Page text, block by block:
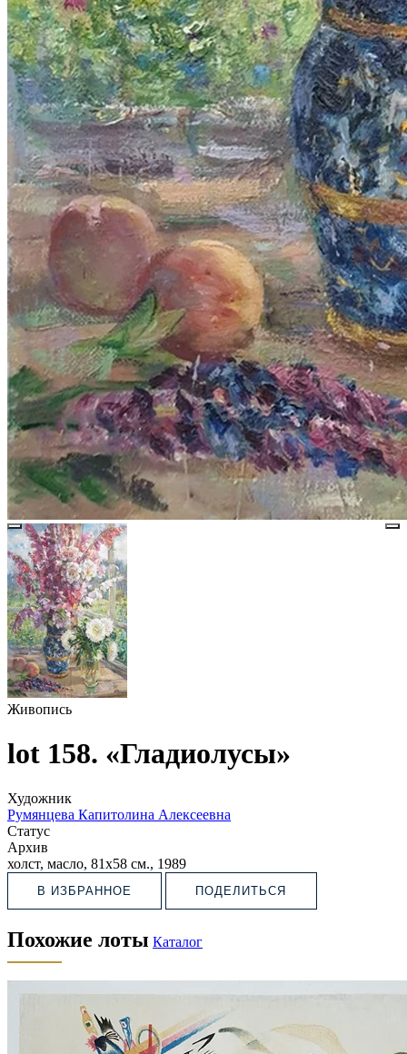
Живопись
lot 158. «Гладиолусы»
Художник
Румянцева Капитолина Алексеевна
Статус
Архив
холст, масло, 81х58 см., 1989
В ИЗБРАННОЕ ПОДЕЛИТЬСЯ
Похожие лоты Каталог